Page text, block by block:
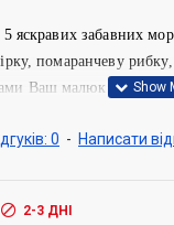
яскравих забавних
помаранчеву
Ваш малюк зможе
дізнатися, прочитавши
0 - Написати
2-3 ДНІ